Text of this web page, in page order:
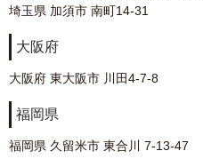
埼玉県 加須市 南町14-31
大阪府
大阪府 東大阪市 川田4-7-8
福岡県
福岡県 久留米市 東合川 7-13-47